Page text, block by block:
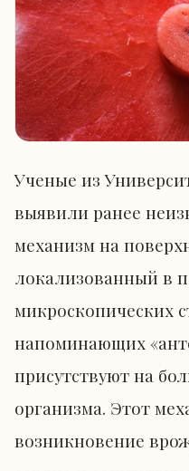
Ученые из
выявили ранее
механизм на
локализованный в
микроскопических
напоминающих
присутствуют на
организма. Этот
возникновение